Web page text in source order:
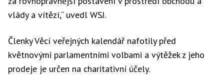
vlády a vítězí,“ uvedl WSJ.
Členky Věcí veřejných kalendář nafotily před
květnovými parlamentními volbami a výtěžek z jeho
prodeje je určen na charitativní účely.